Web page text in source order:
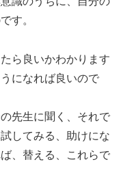
す。
ら良いかわかります
になれば良いので
先生に聞く、それで
してみる、助けにな
、替える、これらで